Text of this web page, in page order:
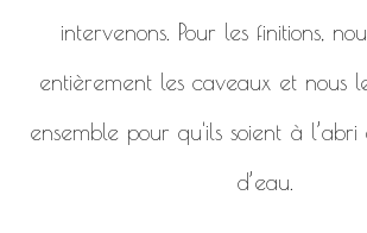
intervenons. Pour les finitions,
entièrement les caveaux et nous
ensemble pour qu'ils soient à l’abri
d’eau.